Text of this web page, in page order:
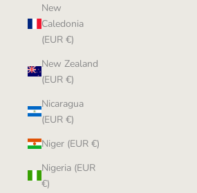
New
Caledonia
(EUR €)
New Zealand
(EUR €)
Nicaragua
(EUR €)
Niger (EUR €)
Nigeria (EUR
€)